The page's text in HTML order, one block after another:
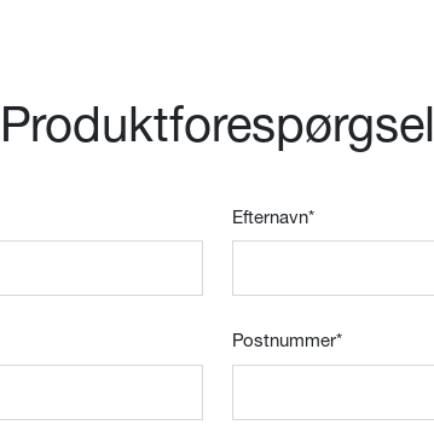
Produktforespørgsel
Efternavn*
Postnummer*